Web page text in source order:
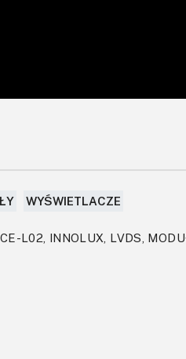
WYŚWIETLACZE
L02, INNOLUX, LVDS,